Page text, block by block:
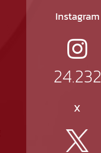
Instagram
24.232
X